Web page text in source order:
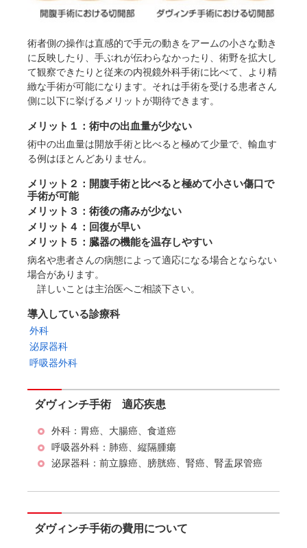
術者側の操作は直感的で手元の動きをアームの小さな動き
に反映したり、手ぶれが伝わらなかったり、術野を拡大し
て観察できたりと従来の内視鏡外科手術に比べて、より精
緻な手術が可能になります。それは手術を受ける患者さん
側に以下に挙げるメリットが期待できます。
メリット１：術中の出血量が少ない
術中の出血量は開放手術と比べると極めて少量で、輸血す
る例はほとんどありません。
メリット２：開腹手術と比べると極めて小さい傷口で
手術が可能
メリット３：術後の痛みが少ない
メリット４：回復が早い
メリット５：臓器の機能を温存しやすい
病名や患者さんの病態によって適応になる場合とならない
場合があります。
詳しいことは主治医へご相談下さい。
導入している診療科
外科
泌尿器科
呼吸器外科
ダヴィンチ手術 適応疾患
外科：胃癌、大腸癌、食道癌
呼吸器外科：肺癌、縦隔腫瘍
泌尿器科：前立腺癌、膀胱癌、腎癌、腎盂尿管癌
ダヴィンチ手術の費用について